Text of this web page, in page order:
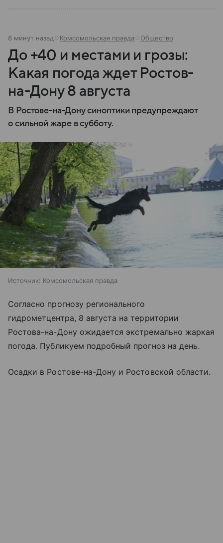
8 минут назад Комсомольская правда Общество
До +40 и местами и грозы:
Какая погода ждет Ростов-
на-Дону 8 августа
В Ростове-на-Дону синоптики предупреждают
о сильной жаре в субботу.
Источник: Комсомольская правда
Согласно прогнозу регионального
гидрометцентра, 8 августа на территории
Ростова-на-Дону ожидается экстремально жаркая
погода. Публикуем подробный прогноз на день.
Осадки в Ростове-на-Дону и Ростовской области.